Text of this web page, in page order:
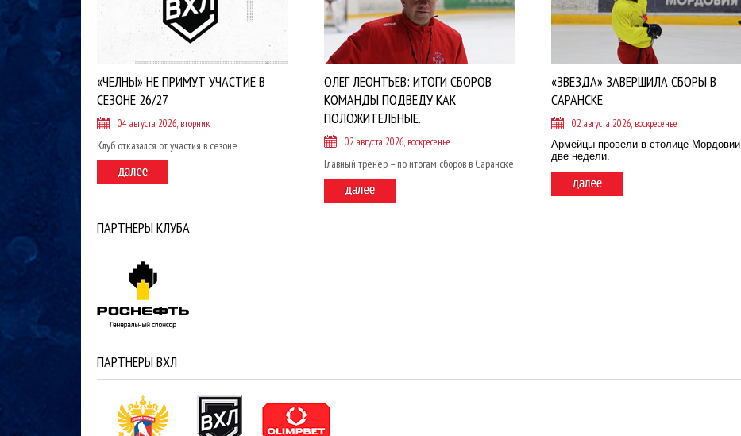
«ЧЕЛНЫ» НЕ ПРИМУТ УЧАСТИЕ В
СЕЗОНЕ 26/27
04 августа 2026, вторник
Клуб отказался от участия в сезоне
ОЛЕГ ЛЕОНТЬЕВ: ИТОГИ СБОРОВ
КОМАНДЫ ПОДВЕДУ КАК
ПОЛОЖИТЕЛЬНЫЕ.
02 августа 2026, воскресенье
Главный тренер – по итогам сборов в Саранске
«ЗВЕЗДА» ЗАВЕРШИЛА СБОРЫ В
САРАНСКЕ
02 августа 2026, воскресенье
Армейцы провели в столице Мордовии
две недели.
ПАРТНЕРЫ КЛУБА
ПАРТНЕРЫ ВХЛ